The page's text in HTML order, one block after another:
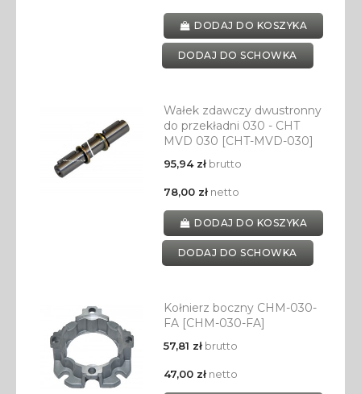
DODAJ DO KOSZYKA
DODAJ DO SCHOWKA
Wałek zdawczy dwustronny
do przekładni 030 - CHT
MVD 030 [CHT-MVD-030]
95,94 złbrutto
78,00 złnetto
DODAJ DO KOSZYKA
DODAJ DO SCHOWKA
Kołnierz boczny CHM-030-
FA [CHM-030-FA]
57,81 złbrutto
47,00 złnetto